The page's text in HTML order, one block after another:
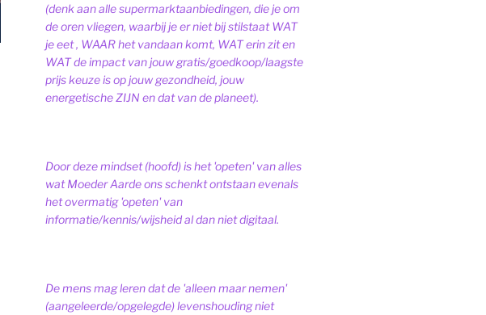
(denk aan alle supermarktaanbiedingen, die je om
de oren vliegen, waarbij je er niet bij stilstaat WAT
je eet , WAAR het vandaan komt, WAT erin zit en
WAT de impact van jouw gratis/goedkoop/laagste
prijs keuze is op jouw gezondheid, jouw
energetische ZIJN en dat van de planeet).
Door deze mindset (hoofd) is het 'opeten' van alles
wat Moeder Aarde ons schenkt ontstaan evenals
het overmatig 'opeten' van
informatie/kennis/wijsheid al dan niet digitaal.
De mens mag leren dat de 'alleen maar nemen'
(aangeleerde/opgelegde) levenshouding niet